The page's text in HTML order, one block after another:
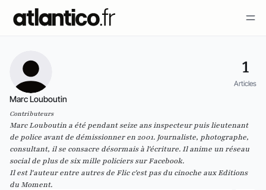
1
Articles
Marc Louboutin
Contributeurs
Marc Louboutin a été pendant seize ans inspecteur puis lieutenant
de police avant de démissionner en 2001. Journaliste, photographe,
consultant, il se consacre désormais à l'écriture. Il anime un réseau
social de plus de six mille policiers sur Facebook.
Il est l'auteur entre autres deFlic c'est pas du cinoche auxEditions
du Moment.